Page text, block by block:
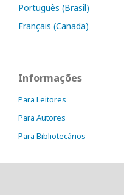
Português (Brasil)
Français (Canada)
Informações
Para Leitores
Para Autores
Para Bibliotecários